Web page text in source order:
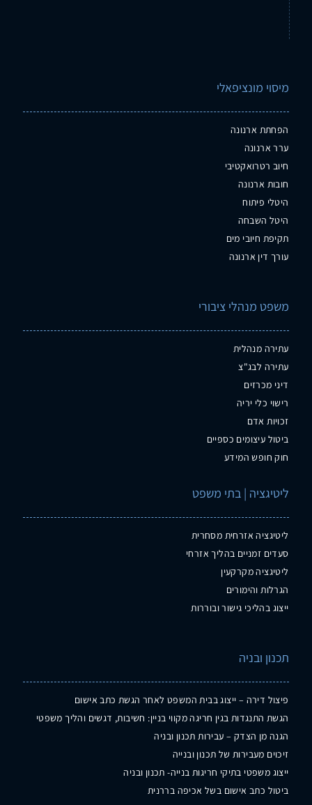
מיסוי מונציפאלי
הפחתת ארנונה
ערר ארנונה
חיוב רטרואקטיבי
חובות ארנונה
היטלי פיתוח
היטל השבחה
תקיפת חיובי מים
עורך דין ארנונה
משפט מנהלי ציבורי
עתירה מנהלית
עתירה לבג"צ
דיני מכרזים
רישוי כלי יריה
זכויות אדם
ביטול עיצומים כספיים
חוק חופש המידע
ליטיגציה | בתי משפט
ליטיגציה אזרחית מסחרית
סעדים זמניים בהליך אזרחי
ליטיגציה מקרקעין
הגרלות והימורים
ייצוג בהליכי גישור ובוררות
תכנון ובניה
פיצול דירה – ייצוג בבית המשפט לאחר הגשת כתב אישום
הגשת התנגדות בגין חריגה מקווי בניין: חשיבות, דגשים והליך משפטי
הגנה מן הצדק – עבירות תכנון ובניה
זיכוים מעבירות של תכנון ובנייה
ייצוג משפטי בתיקי חריגות בנייה- תכנון ובניה
ביטול כתב אישום בשל אכיפה בררנית